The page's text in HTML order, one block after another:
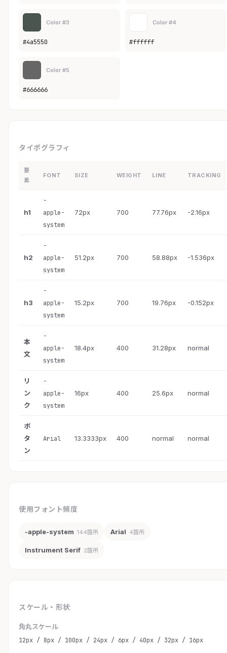
Color #3
#4a5550
Color #4
#ffffff
Color #5
#666666
タイポグラフィ
要
素
FONT SIZE WEIGHT LINE TRACKING
h1
-
apple-
system
72px 700 77.76px -2.16px
h2
-
apple-
system
51.2px 700 58.88px -1.536px
h3
-
apple-
system
15.2px 700 19.76px -0.152px
本
文
-
apple-
system
18.4px 400 31.28px normal
リ
ン
ク
-
apple-
system
16px 400 25.6px normal
ボ
タ
ン
Arial 13.3333px 400 normal normal
使用フォント頻度
-apple-system 144箇所 Arial 4箇所
Instrument Serif 2箇所
スケール・形状
角丸スケール
12px / 8px / 100px / 24px / 6px / 40px / 32px / 16px